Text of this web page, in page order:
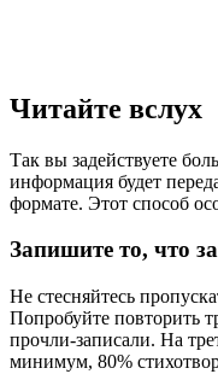
Читайте вслух
Так вы задействуете
информация будет
формате. Этот способ
Запишите то, что
Не стесняйтесь
Попробуйте повторить
прочли-записали. На
минимум, 80%